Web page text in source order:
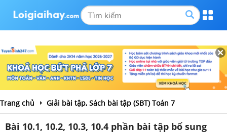
Trang chủ Giải bài tập, Sách bài tập (SBT) Toán 7
Bài 10.1, 10.2, 10.3, 10.4 phần bài tập bổ sung